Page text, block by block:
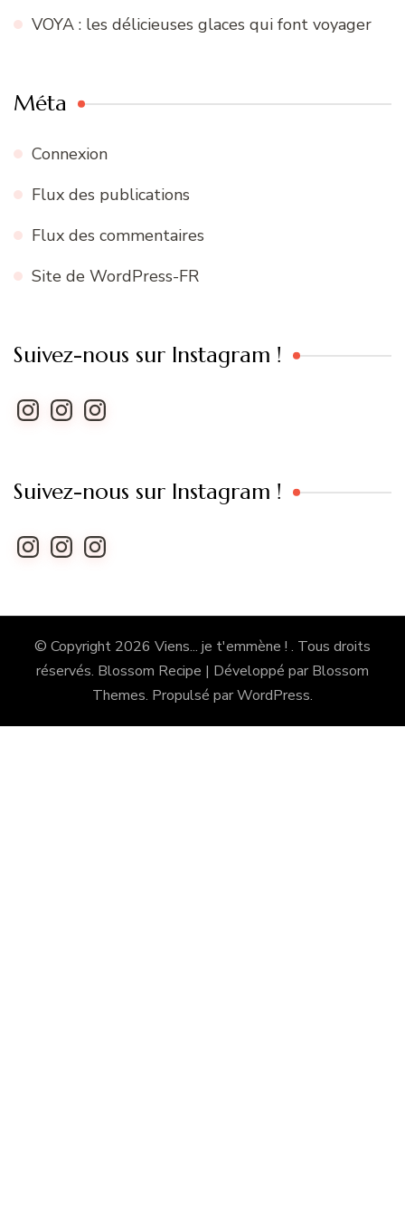
VOYA : les délicieuses glaces qui font voyager
Méta
Connexion
Flux des publications
Flux des commentaires
Site de WordPress-FR
Suivez-nous sur Instagram !
Instagram
InstagramInstagram
Suivez-nous sur Instagram !
Instagram
InstagramInstagram
© Copyright 2026 Viens... je t'emmène ! . Tous droits
réservés. Blossom Recipe | Développé par Blossom
Themes. Propulsé parWordPress.